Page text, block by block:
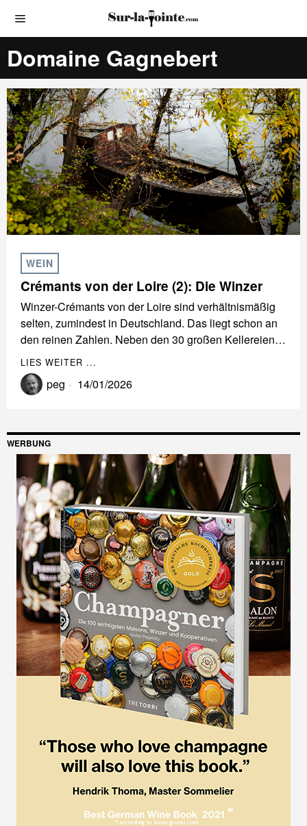
Domaine Gagnebert
WEIN
Crémants von der Loire (2): Die Winzer
Winzer-Crémants von der Loire sind verhältnismäßig
selten, zumindest in Deutschland. Das liegt schon an
den reinen Zahlen. Neben den 30 großen Kellereien…
LIES WEITER ...
peg 14/01/2026
WERBUNG